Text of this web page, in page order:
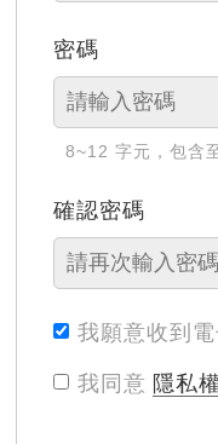
密碼
8~12 字元，包含
確認密碼
我願意收到電
我同意 隱私